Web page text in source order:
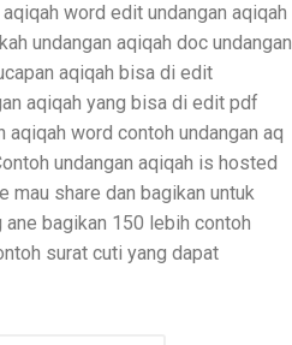
word edit undangan aqiqah
undangan aqiqah doc undangan
aqiqah bisa di edit
aqiqah yang bisa di edit pdf
aqiqah word contoh undangan aq
undangan aqiqah is hosted
share dan bagikan untuk
bagikan 150 lebih contoh
surat cuti yang dapat